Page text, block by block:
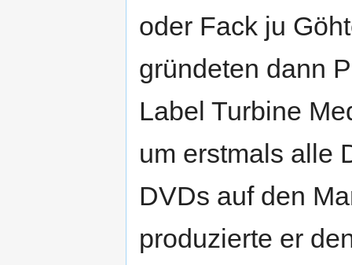
oder Fack ju
gründeten dann
Label Turbine
um erstmals alle
DVDs auf den
produzierte er